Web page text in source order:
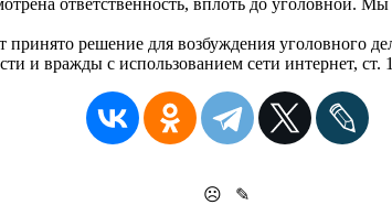
принято решение для возбуждения уголовного
и вражды с использованием сети интернет,
☹
✎